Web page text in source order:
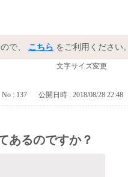
で、 こちら をご利用ください。
文字サイズ変更
No : 137 公開日時 : 2018/08/28 22:48
あるのですか？